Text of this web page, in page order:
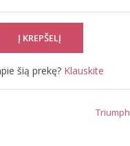
šią prekę? Klauskite
Triumph